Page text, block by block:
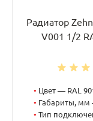
Радиатор
V001 1/2
• Цвет — RAL
• Габариты, мм
• Тип